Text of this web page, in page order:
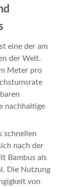
eine der am
der Welt.
Meter pro
nachhaltige
schnellen
nach der
Bambus als
Die Nutzung
von